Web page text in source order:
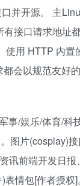
并开源。 主
接口请求地址
使用 HTTP 内置
会以规范友好
事/娱乐/体育/科
图片(cosplay)
讯前端开发日
情包[作者授权